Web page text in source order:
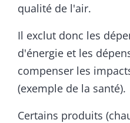
qualité de l'air.
Il exclut donc les
d'énergie et les
compenser les
(exemple de la santé).
Certains produits